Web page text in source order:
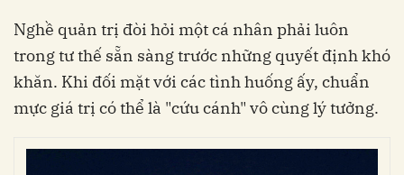
Nghề quản trị đòi hỏi một cá nhân phải luôn
trong tư thế sẵn sàng trước những quyết định khó
khăn. Khi đối mặt với các tình huống ấy, chuẩn
mực giá trị có thể là "cứu cánh" vô cùng lý tưởng.